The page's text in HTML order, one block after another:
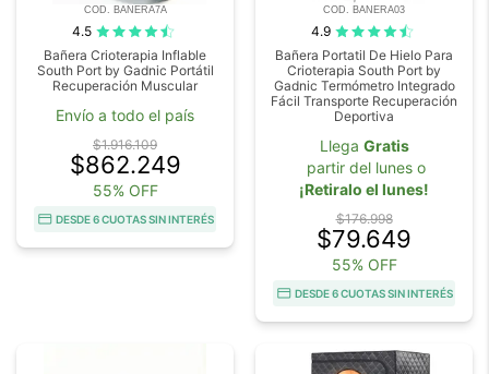
COD. BANERA7A
4.5
Bañera Crioterapia Inflable
South Port by Gadnic Portátil
Recuperación Muscular
Envío a todo el país
$1.916.109
$862.249
55% OFF
DESDE 6 CUOTAS SIN INTERÉS
COD. BANERA03
4.9
Bañera Portatil De Hielo Para
Crioterapia South Port by
Gadnic Termómetro Integrado
Fácil Transporte Recuperación
Deportiva
Llega Gratis
partir del lunes o
¡Retiralo el lunes!
$176.998
$79.649
55% OFF
DESDE 6 CUOTAS SIN INTERÉS